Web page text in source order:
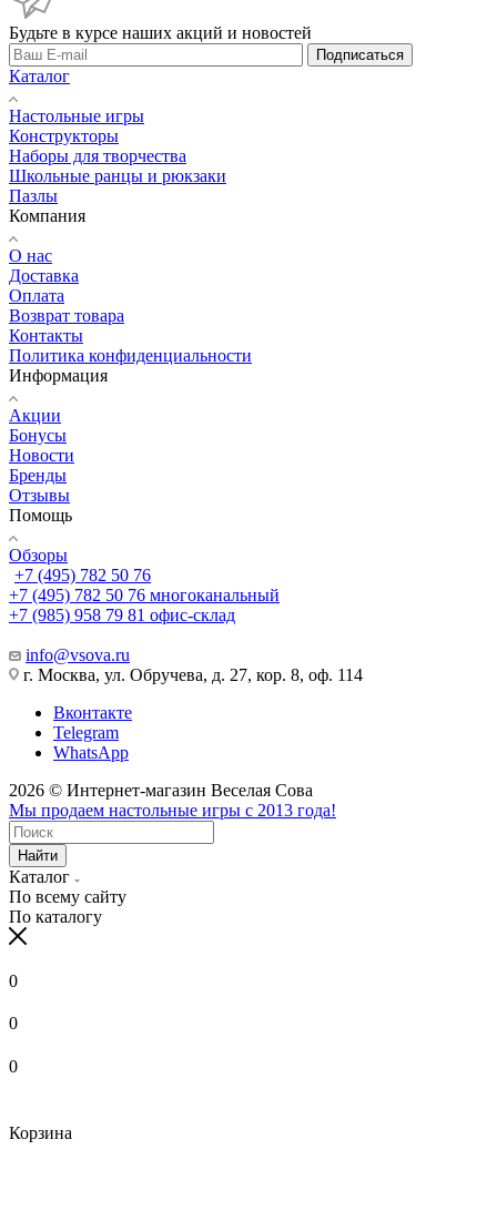
Будьте в курсе наших акций и новостей
Подписаться
Каталог
Настольные игры
Конструкторы
Наборы для творчества
Школьные ранцы и рюкзаки
Пазлы
Компания
О нас
Доставка
Оплата
Возврат товара
Контакты
Политика конфиденциальности
Информация
Акции
Бонусы
Новости
Бренды
Отзывы
Помощь
Обзоры
+7 (495) 782 50 76
+7 (495) 782 50 76 многоканальный
+7 (985) 958 79 81 офис-склад
info@vsova.ru
г. Москва, ул. Обручева, д. 27, кор. 8, оф. 114
Вконтакте
Telegram
WhatsApp
2026 © Интернет-магазин Веселая Сова
Мы продаем настольные игры с 2013 года!
Найти
Каталог
По всему сайту
По каталогу
0
0
0
Корзина